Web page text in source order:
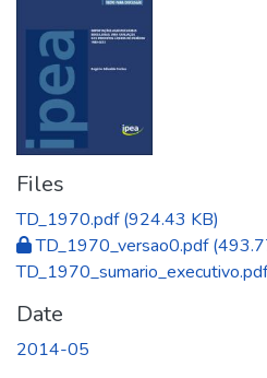
Files
TD_1970.pdf(924.43 KB)
TD_1970_versao0.pdf
TD_1970_sumario_executivo.pdf
Date
2014-05